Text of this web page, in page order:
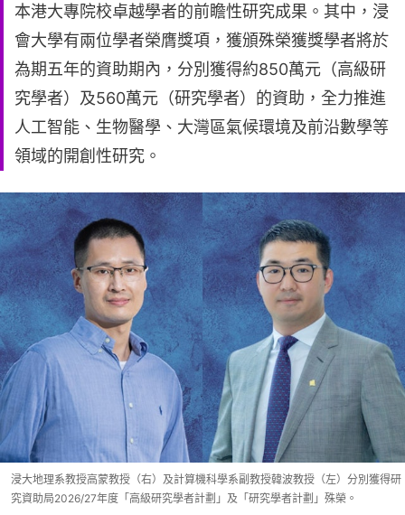
本港大專院校卓越學者的前瞻性研究成果。其中，浸
會大學有兩位學者榮膺獎項，獲頒殊榮獲獎學者將於
為期五年的資助期內，分別獲得約850萬元（高級研
究學者）及560萬元（研究學者）的資助，全力推進
人工智能、生物醫學、大灣區氣候環境及前沿數學等
領域的開創性研究。
浸大地理系教授高蒙教授（右）及計算機科學系副教授韓波教授（左）分別獲得研
究資助局2026/27年度「高級研究學者計劃」及「研究學者計劃」殊榮。